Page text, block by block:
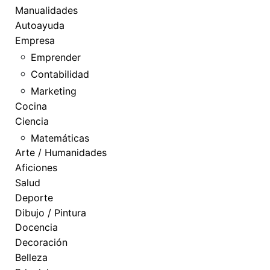
Manualidades
Autoayuda
Empresa
Emprender
Contabilidad
Marketing
Cocina
Ciencia
Matemáticas
Arte / Humanidades
Aficiones
Salud
Deporte
Dibujo / Pintura
Docencia
Decoración
Belleza